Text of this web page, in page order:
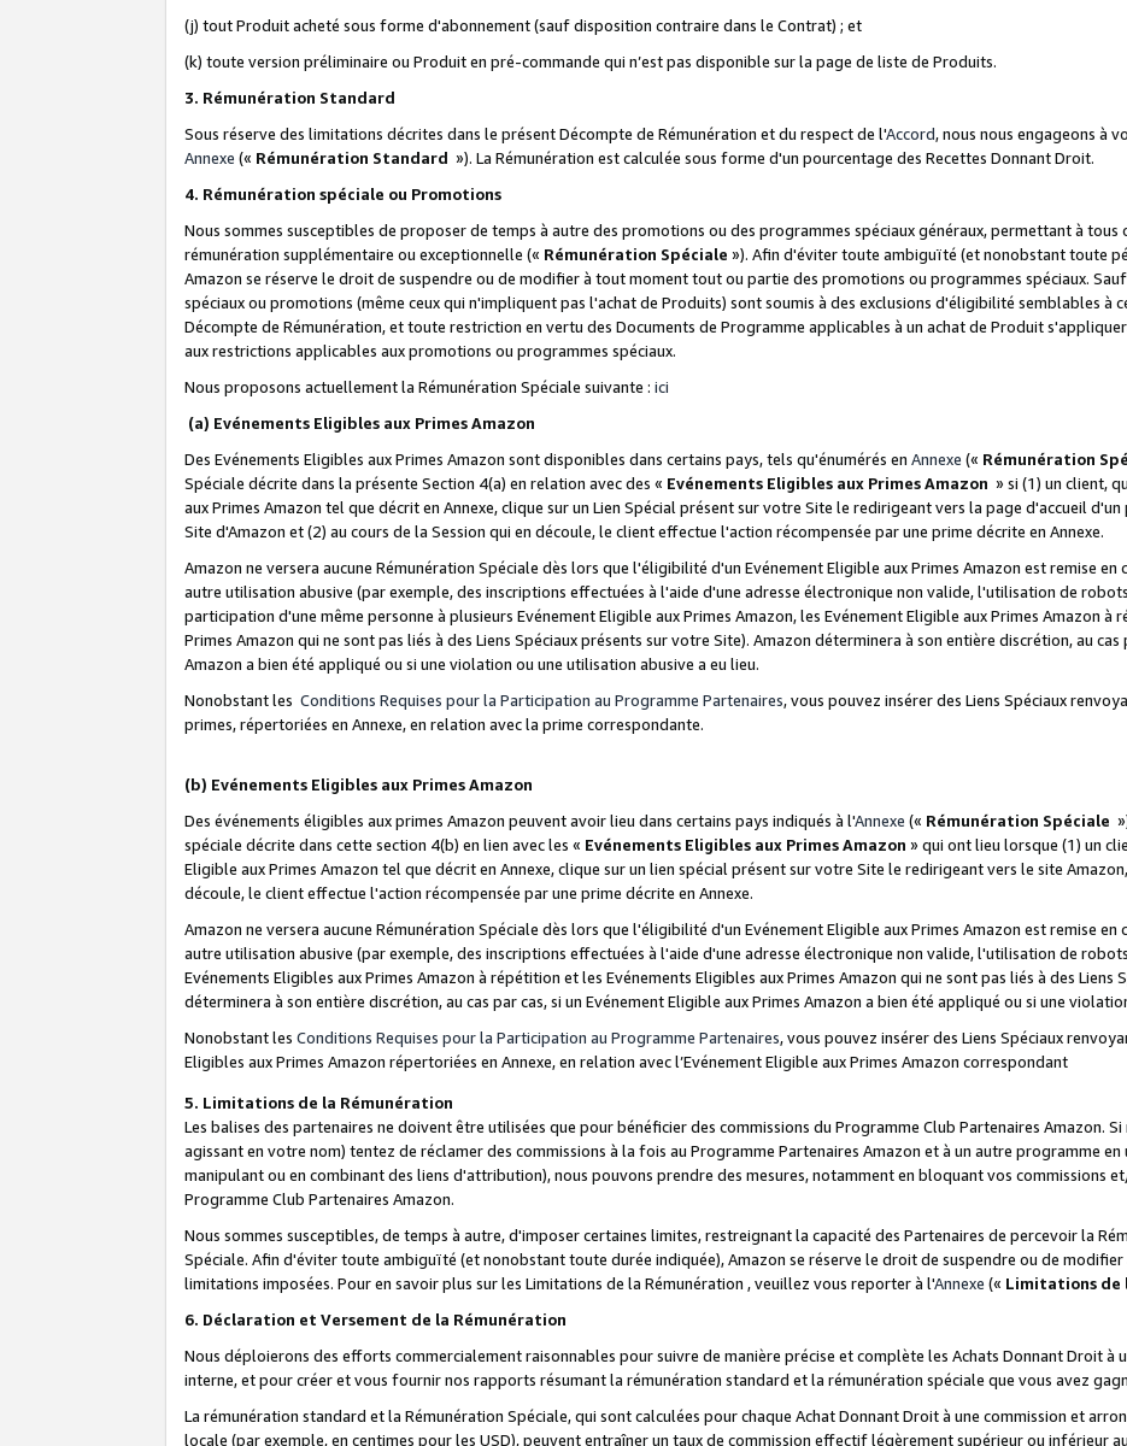
(j) tout Produit acheté sous forme d'abonnement (sauf disposition contraire dans le Contrat) ; et
(k) toute version préliminaire ou Produit en pré-commande qui n’est pas disponible sur la page de liste de Produits.
3. Rémunération Standard
Sous réserve des limitations décrites dans le présent Décompte de Rémunération et du respect de l'Accord, nous nous engageons à
Annexe (« Rémunération Standard »). La Rémunération est calculée sous forme d'un pourcentage des Recettes Donnant Droit.
4. Rémunération spéciale ou Promotions
Nous sommes susceptibles de proposer de temps à autre des promotions ou des programmes spéciaux généraux, permettant à tous
rémunération supplémentaire ou exceptionnelle (« Rémunération Spéciale »). Afin d'éviter toute ambiguïté (et nonobstant toute
Amazon se réserve le droit de suspendre ou de modifier à tout moment tout ou partie des promotions ou programmes spéciaux.
spéciaux ou promotions (même ceux qui n'impliquent pas l'achat de Produits) sont soumis à des exclusions d'éligibilité semblables à
Décompte de Rémunération, et toute restriction en vertu des Documents de Programme applicables à un achat de Produit
aux restrictions applicables aux promotions ou programmes spéciaux.
Nous proposons actuellement la Rémunération Spéciale suivante : ici
(a) Evénements Eligibles aux Primes Amazon
Des Evénements Eligibles aux Primes Amazon sont disponibles dans certains pays, tels qu'énumérés en Annexe (« Rémunération
Spéciale décrite dans la présente Section 4(a) en relation avec des « Evénements Eligibles aux Primes Amazon » si (1) un client,
aux Primes Amazon tel que décrit en Annexe, clique sur un Lien Spécial présent sur votre Site le redirigeant vers la page d'accueil
Site d'Amazon et (2) au cours de la Session qui en découle, le client effectue l'action récompensée par une prime décrite en Annexe.
Amazon ne versera aucune Rémunération Spéciale dès lors que l'éligibilité d'un Evénement Eligible aux Primes Amazon est remise
autre utilisation abusive (par exemple, des inscriptions effectuées à l'aide d'une adresse électronique non valide, l'utilisation de
participation d'une même personne à plusieurs Evénement Eligible aux Primes Amazon, les Evénement Eligible aux Primes Amazon à
Primes Amazon qui ne sont pas liés à des Liens Spéciaux présents sur votre Site). Amazon déterminera à son entière discrétion, au cas
Amazon a bien été appliqué ou si une violation ou une utilisation abusive a eu lieu.
Nonobstant les Conditions Requises pour la Participation au Programme Partenaires, vous pouvez insérer des Liens Spéciaux
primes, répertoriées en Annexe, en relation avec la prime correspondante.
(b) Evénements Eligibles aux Primes Amazon
Des événements éligibles aux primes Amazon peuvent avoir lieu dans certains pays indiqués à l'Annexe (« Rémunération Spéciale
spéciale décrite dans cette section 4(b) en lien avec les « Evénements Eligibles aux Primes Amazon » qui ont lieu lorsque (1) un
Eligible aux Primes Amazon tel que décrit en Annexe, clique sur un lien spécial présent sur votre Site le redirigeant vers le site
découle, le client effectue l'action récompensée par une prime décrite en Annexe.
Amazon ne versera aucune Rémunération Spéciale dès lors que l'éligibilité d'un Evénement Eligible aux Primes Amazon est remise
autre utilisation abusive (par exemple, des inscriptions effectuées à l'aide d'une adresse électronique non valide, l'utilisation de
Evénements Eligibles aux Primes Amazon à répétition et les Evénements Eligibles aux Primes Amazon qui ne sont pas liés à des Liens
déterminera à son entière discrétion, au cas par cas, si un Evénement Eligible aux Primes Amazon a bien été appliqué ou si une
Nonobstant les Conditions Requises pour la Participation au Programme Partenaires, vous pouvez insérer des Liens Spéciaux
Eligibles aux Primes Amazon répertoriées en Annexe, en relation avec l’Evénement Eligible aux Primes Amazon correspondant
5. Limitations de la Rémunération
Les balises des partenaires ne doivent être utilisées que pour bénéficier des commissions du Programme Club Partenaires Amazon.
agissant en votre nom) tentez de réclamer des commissions à la fois au Programme Partenaires Amazon et à un autre programme
manipulant ou en combinant des liens d'attribution), nous pouvons prendre des mesures, notamment en bloquant vos commissions
Programme Club Partenaires Amazon.
Nous sommes susceptibles, de temps à autre, d'imposer certaines limites, restreignant la capacité des Partenaires de percevoir la
Spéciale. Afin d'éviter toute ambiguïté (et nonobstant toute durée indiquée), Amazon se réserve le droit de suspendre ou de
limitations imposées. Pour en savoir plus sur les Limitations de la Rémunération , veuillez vous reporter à l'Annexe (« Limitations de
6. Déclaration et Versement de la Rémunération
Nous déploierons des efforts commercialement raisonnables pour suivre de manière précise et complète les Achats Donnant Droit à
interne, et pour créer et vous fournir nos rapports résumant la rémunération standard et la rémunération spéciale que vous avez
La rémunération standard et la Rémunération Spéciale, qui sont calculées pour chaque Achat Donnant Droit à une commission et
locale (par exemple, en centimes pour les USD), peuvent entraîner un taux de commission effectif légèrement supérieur ou inférieur